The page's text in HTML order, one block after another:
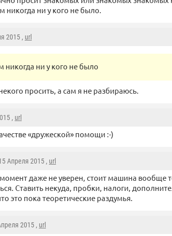
никогда ни у кого не было.
2015 , url
никогда ни у кого не было
просить, а сам я не разбираюсь.
, url
«дружеской» помощи :-)
Апреля 2015 , url
даже не уверен, стоит машина вообще
Ставить некуда, пробки, налоги,
это пока теоретические раздумья.
2015 , url